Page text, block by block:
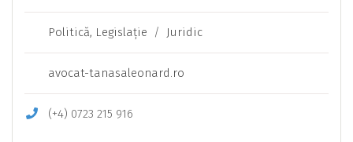
Politică, Legislaţie / Juridic
avocat-tanasaleonard.ro
(+4) 0723 215 916